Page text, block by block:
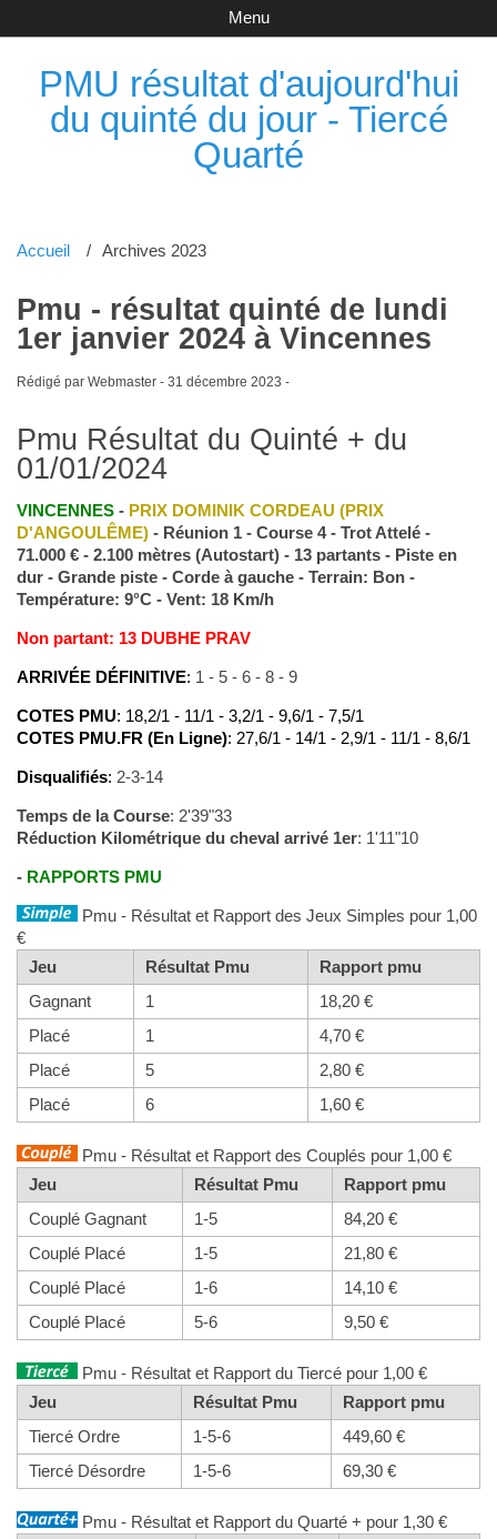
PMU résultat d'aujourd'hui
du quinté du jour - Tiercé
Quarté
Menu
Accueil Archives 2023
Pmu - résultat quinté de lundi
1er janvier 2024 à Vincennes
Rédigé par Webmaster - 31 décembre 2023 -
Pmu Résultat du Quinté + du
01/01/2024
VINCENNES- PRIX DOMINIK CORDEAU (PRIX
D'ANGOULÊME)- Réunion 1 - Course 4 - Trot Attelé -
71.000 € - 2.100 mètres (Autostart) - 13 partants - Piste en
dur - Grande piste - Corde à gauche - Terrain: Bon -
Température: 9°C - Vent: 18 Km/h
Non partant: 13 DUBHE PRAV
ARRIVÉE DÉFINITIVE: 1 - 5 - 6 - 8 - 9
COTES PMU: 18,2/1 - 11/1 - 3,2/1 - 9,6/1 - 7,5/1
COTES PMU.FR (En Ligne): 27,6/1 - 14/1 - 2,9/1 - 11/1 - 8,6/1
Disqualifiés: 2-3-14
Temps de la Course: 2'39"33
Réduction Kilométrique du cheval arrivé 1er: 1'11"10
- RAPPORTS PMU
Pmu - Résultat et Rapport des Jeux Simples pour 1,00
€
Jeu
Résultat Pmu
Rapport pmu
Gagnant
1
18,20 €
Placé
1
4,70 €
Placé
5
2,80 €
Placé
6 1,60 €
Pmu - Résultat et Rapport des Couplés pour 1,00 €
Jeu
Résultat Pmu
Rapport pmu
Couplé Gagnant
1-5
84,20 €
Couplé Placé
1-5
21,80 €
Couplé Placé
1-6
14,10 €
Couplé Placé
5-6 9,50 €
Pmu - Résultat et Rapport du Tiercé pour 1,00 €
Jeu
Résultat Pmu
Rapport pmu
Tiercé Ordre
1-5-6
449,60 €
Tiercé Désordre
1-5-6 69,30 €
Pmu - Résultat et Rapport du Quarté + pour 1,30 €